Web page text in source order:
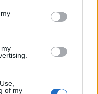
of my
rond Ryan
meer in 26/27: dit
voor Eredivisie-